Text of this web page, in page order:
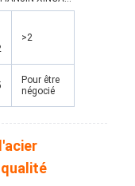
>2
Pour être
négocié
qualité